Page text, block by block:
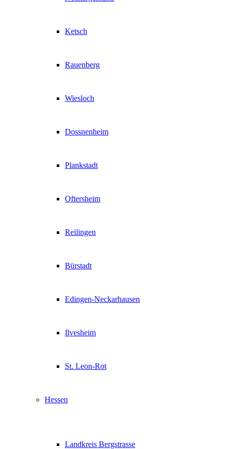
Ketsch
Rauenberg
Wiesloch
Dossnenheim
Plankstadt
Oftersheim
Reilingen
Bürstadt
Edingen-Neckarhausen
Ilvesheim
St. Leon-Rot
Hessen
Landkreis Bergstrasse